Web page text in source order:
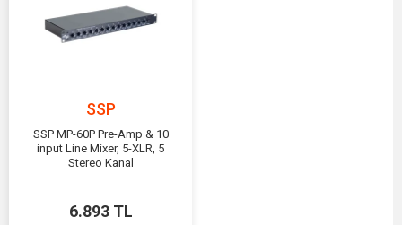
SSP
SSP MP-60P Pre-Amp & 10
input Line Mixer, 5-XLR, 5
Stereo Kanal
6.893 TL